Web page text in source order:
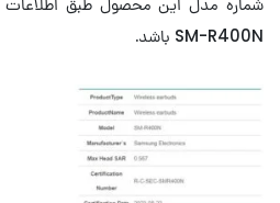
SM-R400N باشد.